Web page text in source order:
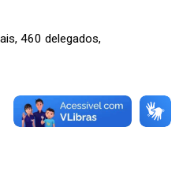
460 delegados,